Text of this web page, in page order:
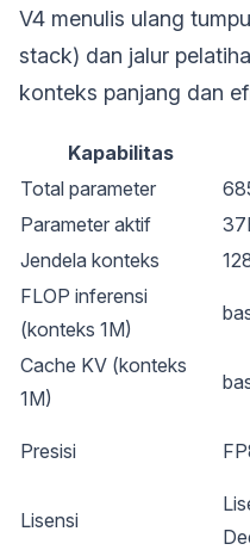
V4 menulis ulang
stack) dan jalur
konteks panjang dan
Kapabilitas
Total parameter
Parameter aktif
Jendela konteks
FLOP inferensi
(konteks 1M)
Cache KV (konteks
1M)
Presisi
Lisensi